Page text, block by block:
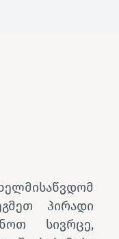
პირადი
სივრცე,